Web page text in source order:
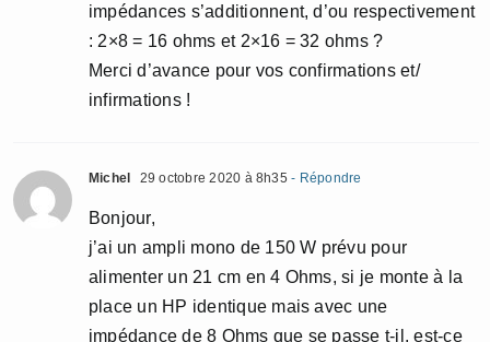
impédances s’additionnent, d’ou respectivement
: 2×8 = 16 ohms et 2×16 = 32 ohms ?
Merci d’avance pour vos confirmations et/
infirmations !
Michel 29 octobre 2020 à 8h35 - Répondre
Bonjour,
j’ai un ampli mono de 150 W prévu pour
alimenter un 21 cm en 4 Ohms, si je monte à la
place un HP identique mais avec une
impédance de 8 Ohms que se passe t-il, est-ce